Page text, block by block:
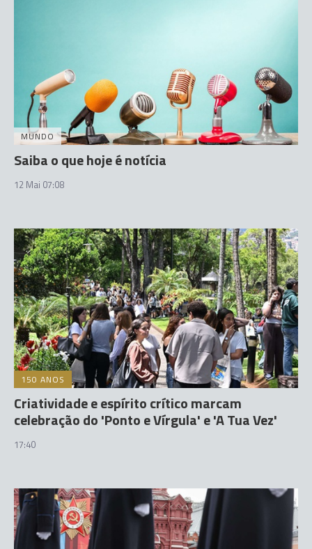
MUNDO
Saiba o que hoje é notícia
12 Mai 07:08
150 ANOS
Criatividade e espírito crítico marcam
celebração do 'Ponto e Vírgula' e 'A Tua Vez'
17:40